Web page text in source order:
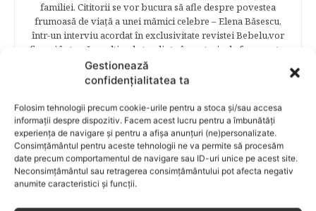
Gestionează
confidențialitatea ta
Folosim tehnologii precum cookie-urile pentru a stoca și/sau accesa
informații despre dispozitiv. Facem acest lucru pentru a îmbunătăți
experiența de navigare și pentru a afișa anunțuri (ne)personalizate.
Consimțământul pentru aceste tehnologii ne va permite să procesăm
date precum comportamentul de navigare sau ID-uri unice pe acest site.
Neconsimțământul sau retragerea consimțământului pot afecta negativ
anumite caracteristici și funcții.
familiei. Cititorii se vor bucura să afle despre povestea
frumoasă de viață a unei mămici celebre – Elena Băsescu,
într-un interviu acordat în exclusivitate revistei Bebelu,vor
fi puşi în temă cu ultimele tendinţe în materie de frumuseţe,
diete şi modă parcurgând atent şi rubricile permanente
începând cu: Rubrici: PĂRINŢI CELEBRI – Cele mai
cunoscute personalităţi mondene vor fi alături de tine
pentru a te îndruma, oferindu-ţi un sfat din experienţa lor
de părinte. SARCINA ŞI NAŞTEREA – este un capitol
destinat celor 9 luni de viaţă intrauterină. Vor fi prezentate
informaţii referitoare la simptomatologia primelor zile de
sarcină, evoluţia fătului pe parcursul celor nouă luni,
analize necesare, alimentaţie, sănătate, pregătire pentru
naştere. Tot aici puteti găsi informaţii preţioase dedicate